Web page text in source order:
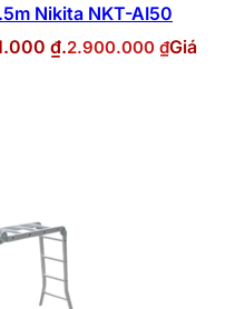
Nikita NKT-AI50
₫.2.900.000 ₫Giá